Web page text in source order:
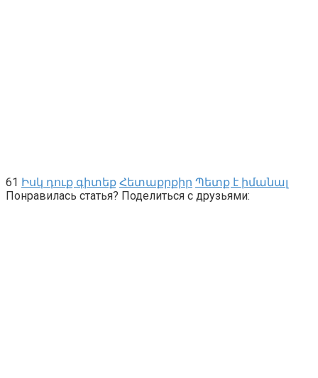
61 Իսկ դուք գիտեք Հետաքրքիր Պետք է իմանալ
Понравилась статья? Поделиться с друзьями: